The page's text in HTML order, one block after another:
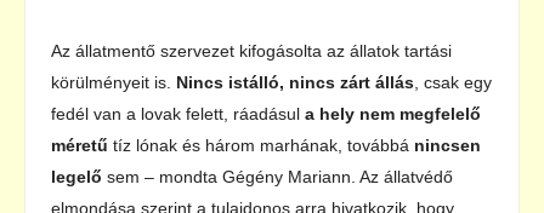
Az állatmentő szervezet kifogásolta az állatok tartási
körülményeit is. Nincs istálló, nincs zárt állás , csak egy
fedél van a lovak felett, ráadásul a hely nem megfelelő
méretű tíz lónak és három marhának, továbbá nincsen
legelő sem – mondta Gégény Mariann. Az állatvédő
elmondása szerint a tulajdonos arra hivatkozik, hogy